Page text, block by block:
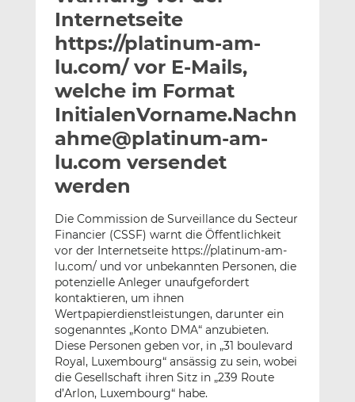
l
a
n
n
k
e
d
I
t
e
i
n
c
e
b
o
o
t
e
i
n
Internetseite
https://platinum-am-
lu.com/ vor E-Mails,
welche im Format
InitialenVorname.Nachn
ahme@platinum-am-
lu.com versendet
werden
Die Commission de Surveillance du Secteur
Financier (CSSF) warnt die Öffentlichkeit
vor der Internetseite https://platinum-am-
lu.com/ und vor unbekannten Personen, die
potenzielle Anleger unaufgefordert
kontaktieren, um ihnen
Wertpapierdienstleistungen, darunter ein
sogenanntes „Konto DMA“ anzubieten.
Diese Personen geben vor, in „31 boulevard
Royal, Luxembourg“ ansässig zu sein, wobei
die Gesellschaft ihren Sitz in „239 Route
d’Arlon, Luxembourg“ habe.